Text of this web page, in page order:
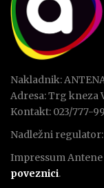
Nakladnik:
Adresa: Trg kneza
Kontakt: 023/777-
Nadležni
Impressum
poveznici.